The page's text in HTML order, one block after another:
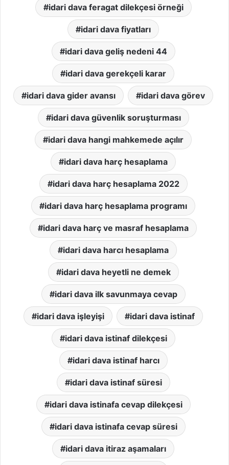
idari dava feragat dilekçesi örneği
idari dava fiyatları
idari dava geliş nedeni 44
idari dava gerekçeli karar
idari dava gider avansı idari dava görev
idari dava güvenlik soruşturması
idari dava hangi mahkemede açılır
idari dava harç hesaplama
idari dava harç hesaplama 2022
idari dava harç hesaplama programı
idari dava harç ve masraf hesaplama
idari dava harcı hesaplama
idari dava heyetli ne demek
idari dava ilk savunmaya cevap
idari dava işleyişi idari dava istinaf
idari dava istinaf dilekçesi
idari dava istinaf harcı
idari dava istinaf süresi
idari dava istinafa cevap dilekçesi
idari dava istinafa cevap süresi
idari dava itiraz aşamaları